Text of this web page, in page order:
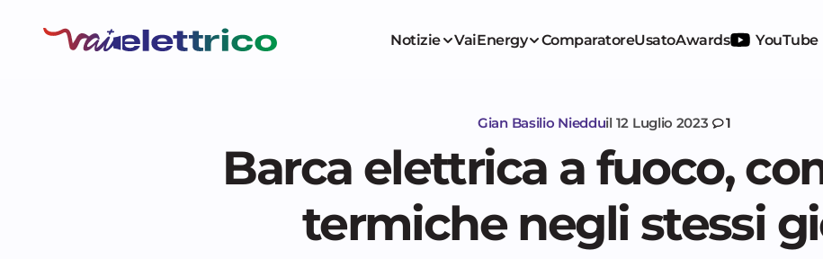
Notizie VaiEnergy ComparatoreUsatoAwards YouTube
Gian Basilio Niedduil 12 Luglio 2023 1
Barca elettrica a fuoco,
termiche negli stessi